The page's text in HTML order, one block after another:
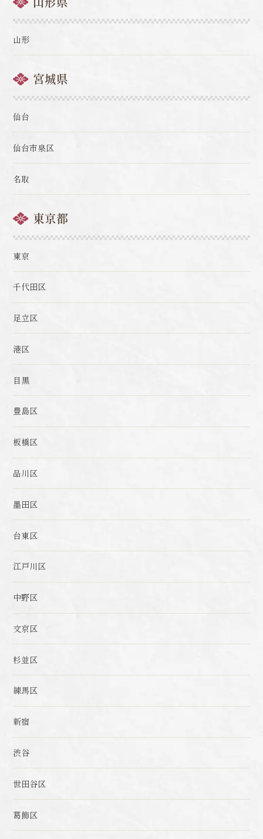
山形
宮城県
仙台
仙台市泉区
名取
東京都
東京
千代田区
足立区
港区
目黒
豊島区
板橋区
品川区
墨田区
台東区
江戸川区
中野区
文京区
杉並区
練馬区
新宿
渋谷
世田谷区
葛飾区